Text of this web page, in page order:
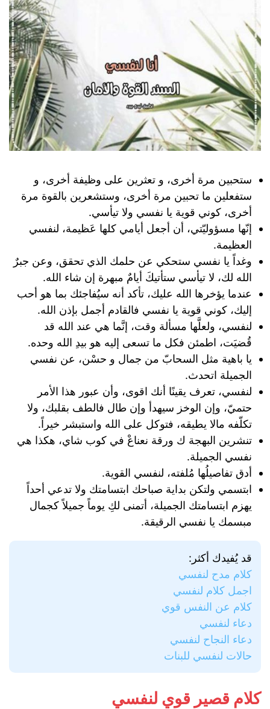
ستحبين مرة أخرى، و تعثرين على وظيفة أخرى، و
ستفعلين ما تحبين مرة أخرى، وستشعرين بالقوة مرة
أخرى، كوني قوية يا نفسي ولا تيأسي.
إنّها مسؤوليّتي، أن أجعل أيامي كلها عَظيمة، لنفسي
العظيمة.
وغداً يا نفسي ستحكي عن حلمك الذي تحقق، وعن جبرٌ
الله لك، لا تيأسي ستأتيكَ أيامٌ مبهرة إن شاء الله.
‏عندما يؤخرها الله عليك، تأكد أنه سيُفاجئك بما هو أحب
إليك، كوني قوية يا نفسي فالقادم أجمل بإذن الله.
لنفسي، ولعلَّها مسألة وقت، إنَّما هي عند الله قد
قُضيَت، اطمئن فكل ما تسعى إليه هو بيدِ الله وحده.
‏يا باهية مثل السحابّ من جمال و حسْن، عن نفسي
الجميلة اتحدث.
لنفسي، ‏تعرف يقينًا أنك اقوى، وأن عبور هذا الأمر
حتميّ، وإن الوخز سيهدأ وإن طال فالطف بقلبك، ولا
تكلّفه مالا يطيقه، فتوكل على الله واستبشر خيراً.
تنشرين البهجة ك ورقة نعناعْ في كوب شاي، هكذا هي
نفسي الجميلة.
أدق تفاصيلُها مُلفته، لنفسي القوية.
ابتسمي ولتكن بداية صباحك ابتسامتك ولا تدعي أحداً
يهزم ابتسامتك الجميلة، أتمنى لكِ يوماً جميلاً كجمال
مبسمك يا نفسي الرقيقة.
قد يُفيدك أكثر:
كلام مدح لنفسي
اجمل كلام لنفسي
كلام عن النفس قوي
دعاء لنفسي
دعاء النجاح لنفسي
حالات لنفسي للبنات
كلام قصير قوي لنفسي